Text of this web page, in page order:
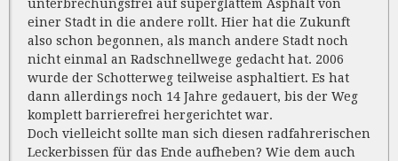
unterbrechungsfrei auf superglattem Asphalt von
einer Stadt in die andere rollt. Hier hat die Zukunft
also schon begonnen, als manch andere Stadt noch
nicht einmal an Radschnellwege gedacht hat. 2006
wurde der Schotterweg teilweise asphaltiert. Es hat
dann allerdings noch 14 Jahre gedauert, bis der Weg
komplett barrierefrei hergerichtet war.
Doch vielleicht sollte man sich diesen radfahrerischen
Leckerbissen für das Ende aufheben? Wie dem auch